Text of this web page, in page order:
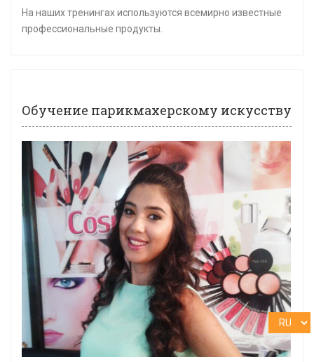
На наших тренингах используются всемирно известные
профессиональные продукты.
Обучение парикмахерскому искусству